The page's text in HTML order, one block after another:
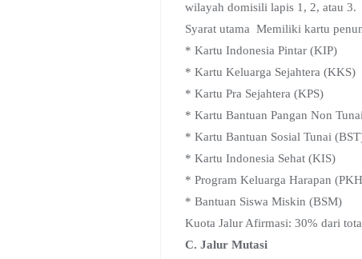
wilayah domisili lapis 1, 2, atau 3.
Syarat utama Memiliki kartu
* Kartu Indonesia Pintar (KIP)
* Kartu Keluarga Sejahtera (KKS)
* Kartu Pra Sejahtera (KPS)
* Kartu Bantuan Pangan Non
* Kartu Bantuan Sosial Tunai
* Kartu Indonesia Sehat (KIS)
* Program Keluarga Harapan
* Bantuan Siswa Miskin (BSM)
Kuota Jalur Afirmasi: 30% dari
C. Jalur Mutasi